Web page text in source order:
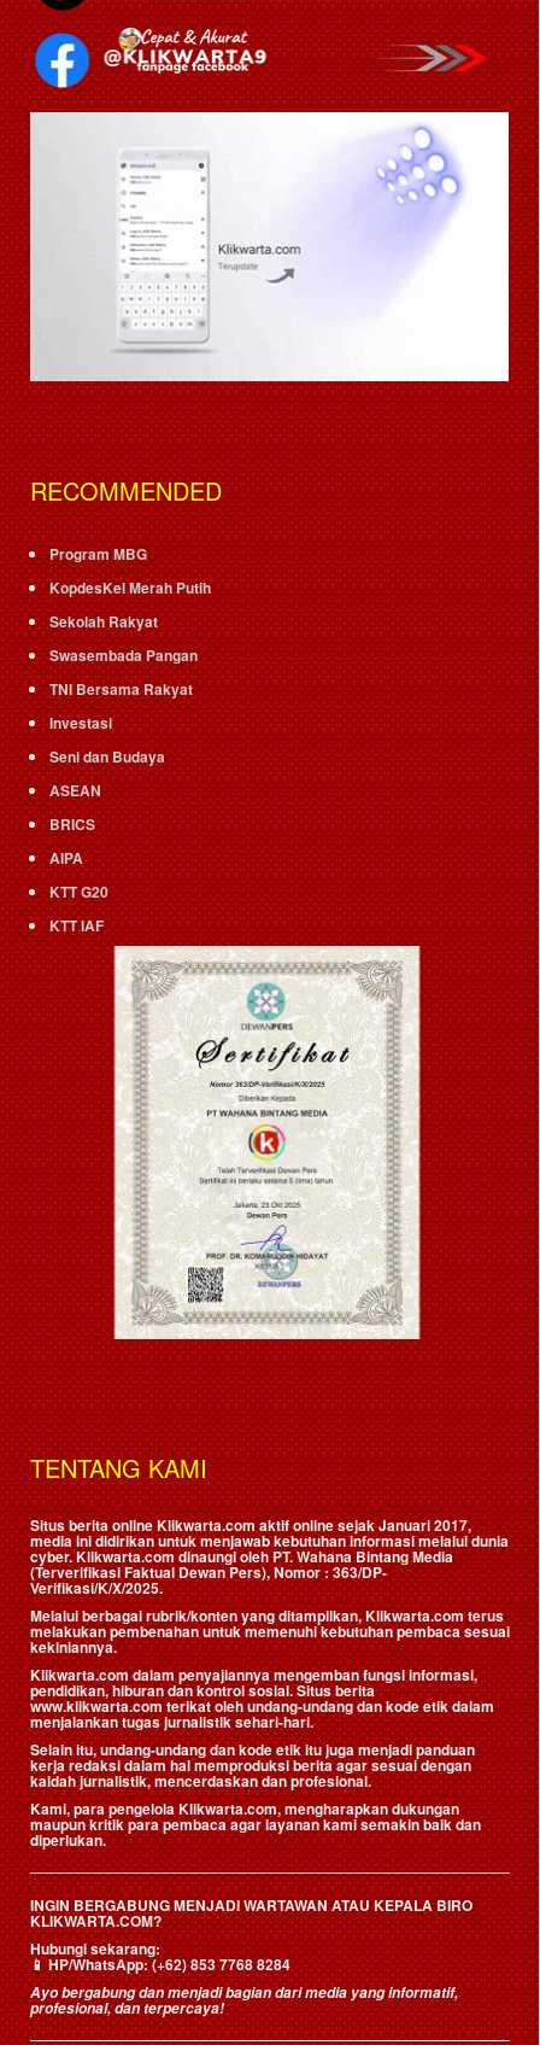
RECOMMENDED
Program MBG
KopdesKel Merah Putih
Sekolah Rakyat
Swasembada Pangan
TNI Bersama Rakyat
Investasi
Seni dan Budaya
ASEAN
BRICS
AIPA
KTT G20
KTT IAF
TENTANG KAMI
Situs berita online Klikwarta.com aktif online sejak Januari 2017,
media ini didirikan untuk menjawab kebutuhan informasi melalui dunia
cyber. Klikwarta.com dinaungi oleh PT. Wahana Bintang Media
(Terverifikasi Faktual Dewan Pers), Nomor : 363/DP-
Verifikasi/K/X/2025.
Melalui berbagai rubrik/konten yang ditampilkan, Klikwarta.com terus
melakukan pembenahan untuk memenuhi kebutuhan pembaca sesuai
kekiniannya.
Klikwarta.com dalam penyajiannya mengemban fungsi informasi,
pendidikan, hiburan dan kontrol sosial. Situs berita
www.klikwarta.com terikat oleh undang-undang dan kode etik dalam
menjalankan tugas jurnalistik sehari-hari.
Selain itu, undang-undang dan kode etik itu juga menjadi panduan
kerja redaksi dalam hal memproduksi berita agar sesuai dengan
kaidah jurnalistik, mencerdaskan dan profesional.
Kami, para pengelola Klikwarta.com, mengharapkan dukungan
maupun kritik para pembaca agar layanan kami semakin baik dan
diperlukan.
INGIN BERGABUNG MENJADI WARTAWAN ATAU KEPALA BIRO
KLIKWARTA.COM?
Hubungi sekarang:
📱HP/WhatsApp:(+62) 853 7768 8284
Ayo bergabung dan menjadi bagian dari media yang informatif,
profesional, dan terpercaya!